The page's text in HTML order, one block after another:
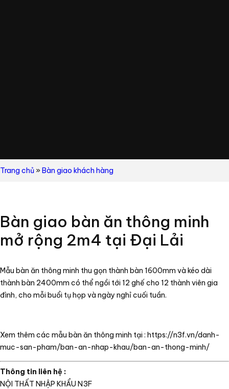
Trang chủ » Bàn giao khách hàng
Bàn giao bàn ăn thông minh
mở rộng 2m4 tại Đại Lải
Mẫu bàn ăn thông minh thu gọn thành bàn 1600mm và kéo dài
thành bàn 2400mm có thể ngồi tới 12 ghế cho 12 thành viên gia
đình, cho mỗi buổi tụ họp và ngày nghỉ cuối tuần.
Xem thêm các mẫu bàn ăn thông minh tại : https://n3f.vn/danh-
muc-san-pham/ban-an-nhap-khau/ban-an-thong-minh/
Thông tin liên hệ :
NỘI THẤT NHẬP KHẨU N3F